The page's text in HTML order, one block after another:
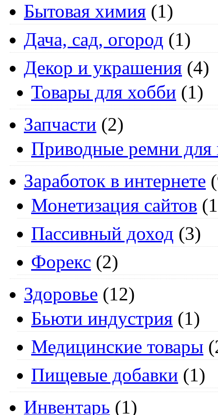
Бытовая химия (1)
Дача, сад, огород (1)
Декор и украшения (4)
Товары для хобби (1)
Запчасти (2)
Приводные ремни для
Заработок в интернете
Монетизация сайтов
Пассивный доход (3)
Форекс (2)
Здоровье (12)
Бьюти индустрия (1)
Медицинские товары
Пищевые добавки (1)
Инвентарь (1)